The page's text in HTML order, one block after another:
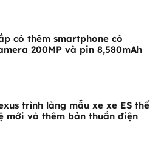
có thêm smartphone có
200MP và pin 8,580mAh
trình làng mẫu xe xe ES thế
mới và thêm bản thuần điện